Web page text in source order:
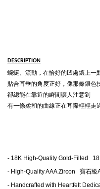
DESCRIPTION
蜿蜒、流動，在恰好的凹處鑲上一
貼合耳垂的角度正好，像那條銀色
卻總能在靠近的瞬間讓人注意到—
有一條柔和的曲線正在耳際輕輕走
- 18K High-Quality Gold-Filled
- High-Quality AAA Zircon 寶石級
- Handcrafted with Heartfelt